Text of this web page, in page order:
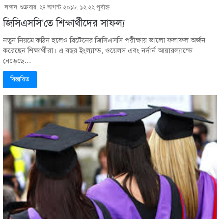
লন্ডন: শুক্রবার, ২৪ আগস্ট ২০১৮, ১২:২২ পূর্বাহ্ণ
জিসিএসসি’তে শিক্ষার্থীদের সাফল্য
নতুন নিয়মে কঠিন হলেও ব্রিটেনের জিসিএসসি পরীক্ষায় ভালো ফলাফল অর্জন
করেছেন শিক্ষার্থীরা। এ বছর ইংল্যান্ড, ওয়েলস এবং নর্দার্ন আয়ারল্যান্ডে
বেড়েছে…
বিস্তারিত